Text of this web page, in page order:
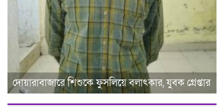
দোয়ারাবাজারে শিশুকে ফুসলিয়ে বলাৎকার, যুবক গ্রেপ্তার